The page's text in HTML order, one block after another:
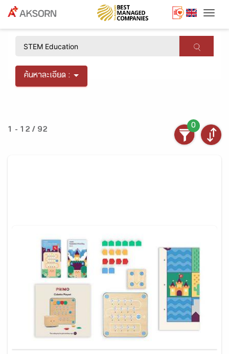
ค้นหาละเอียด :
1 - 12 / 92
0